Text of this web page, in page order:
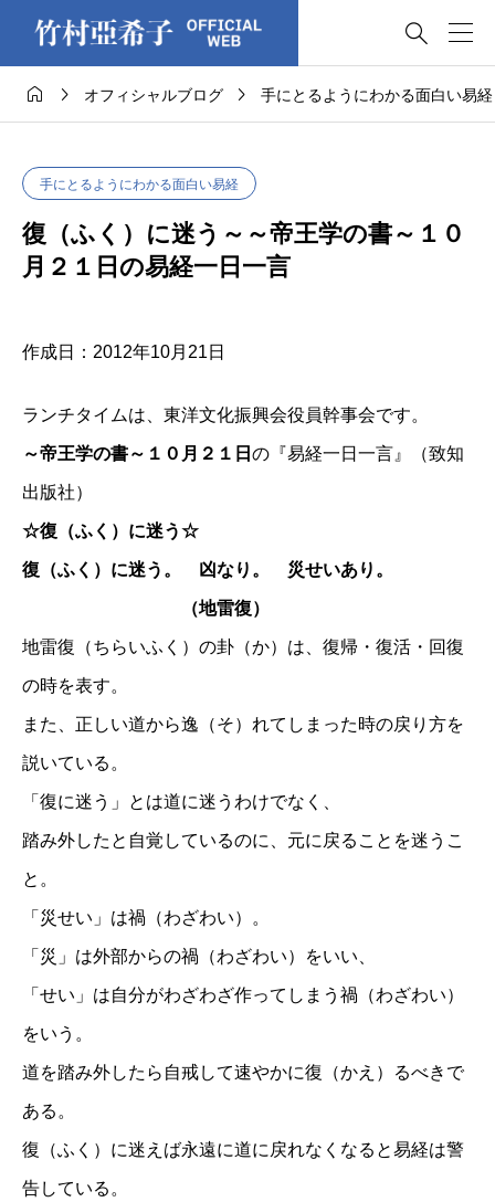

  オフィシャルブログ  手にとるようにわかる面白い易経
手にとるようにわかる面白い易経
復（ふく）に迷う～～帝王学の書～１０
月２１日の易経一日一言
作成日：2012年10月21日
ランチタイムは、東洋文化振興会役員幹事会です。
～帝王学の書～１０月２１日 の『易経一日一言』（致知
出版社）
☆復（ふく）に迷う☆
復（ふく）に迷う。 凶なり。 災せいあり。
（地雷復）
地雷復（ちらいふく）の卦（か）は、復帰・復活・回復
の時を表す。
また、正しい道から逸（そ）れてしまった時の戻り方を
説いている。
「復に迷う」とは道に迷うわけでなく、
踏み外したと自覚しているのに、元に戻ることを迷うこ
と。
「災せい」は禍（わざわい）。
「災」は外部からの禍（わざわい）をいい、
「せい」は自分がわざわざ作ってしまう禍（わざわい）
をいう。
道を踏み外したら自戒して速やかに復（かえ）るべきで
ある。
復（ふく）に迷えば永遠に道に戻れなくなると易経は警
告している。